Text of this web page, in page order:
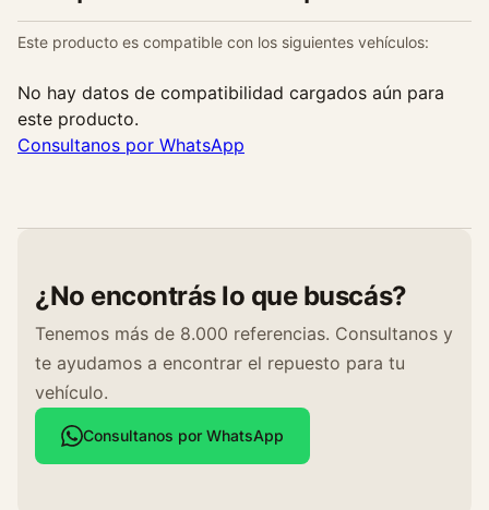
Este producto es compatible con los siguientes vehículos:
No hay datos de compatibilidad cargados aún para
este producto.
Consultanos por WhatsApp
¿No encontrás lo que buscás?
Tenemos más de 8.000 referencias. Consultanos y
te ayudamos a encontrar el repuesto para tu
vehículo.
Consultanos por WhatsApp